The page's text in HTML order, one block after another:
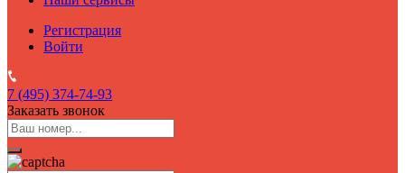
Регистрация
Войти
7 (495) 374-74-93
Заказать звонок